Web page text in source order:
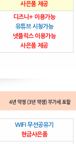
사은품 제공
디즈니+ 이용가능
유튜브 시청가능
넷플릭스 이용가능
사은품 제공
WIFI 무선공유기
현금사은품